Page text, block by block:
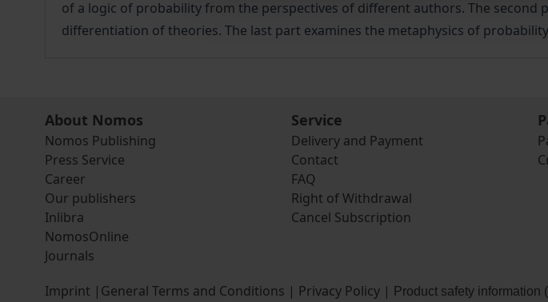
of a logic of probability from the perspectives of different authors. The
differentiation of theories. The last part examines the metaphysics of
About Nomos
Nomos Publishing
Press Service
Career
Our publishers
Inlibra
NomosOnline
Journals
Service
Delivery and Payment
Contact
FAQ
Right of Withdrawal
Cancel Subscription
Imprint | General Terms and Conditions | Privacy Policy | Product safety information